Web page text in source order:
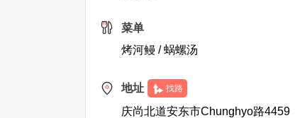
菜单
烤河鳗 / 蜗螺汤
地址 找路
庆尚北道安东市Chunghyo路4459